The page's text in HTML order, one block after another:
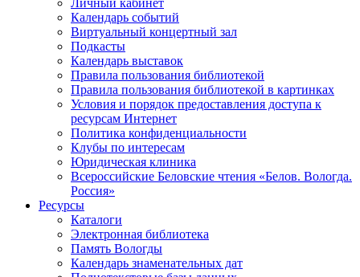
Личный кабинет
Календарь событий
Виртуальный концертный зал
Подкасты
Календарь выставок
Правила пользования библиотекой
Правила пользования библиотекой в картинках
Условия и порядок предоставления доступа к
ресурсам Интернет
Политика конфиденциальности
Клубы по интересам
Юридическая клиника
Всероссийские Беловские чтения «Белов. Вологда.
Россия»
Ресурсы
Каталоги
Электронная библиотека
Память Вологды
Календарь знаменательных дат